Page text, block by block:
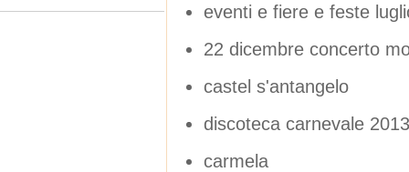
eventi e fiere e feste
22 dicembre concerto
castel s'antangelo
discoteca carnevale 2013
carmela